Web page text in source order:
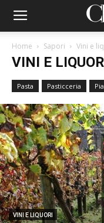
Home Sapori Vini e
VINI E
Pasta Pasticceria
VINI E LIQUORI